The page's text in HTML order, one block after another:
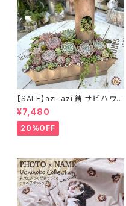
【SALE】azi-azi 錆 サビ ハウス
プランター スクエア 訳あり 特
価 送料無料
¥7,480
20%OFF